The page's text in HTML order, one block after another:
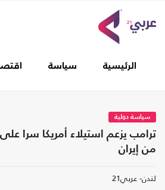
الرئيسية سياسة
سياسة دولية
ترامب يزعم استيلاء أمريكا سرا
من إيران
لندن- عربي21